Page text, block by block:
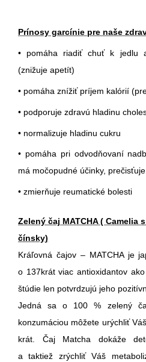
Prínosy garcínie pre naše
• pomáha riadiť chuť k jedlu
(znižuje apetít)
• pomáha znížiť príjem kalórií
• podporuje zdravú hladinu
• normalizuje hladinu cukru
• pomáha pri odvodňovaní
má močopudné účinky,
• zmierňuje reumatické bolesti
Zelený čaj MATCHA ( Camelia
čínsky)
Kráľovná čajov – MATCHA je
o 137krát viac antioxidantov
štúdie len potvrdzujú jeho
Jedná sa o 100 % zelený
konzumáciou môžete urýchliť
krát. Čaj Matcha dokáže
a taktiež zrýchliť Váš